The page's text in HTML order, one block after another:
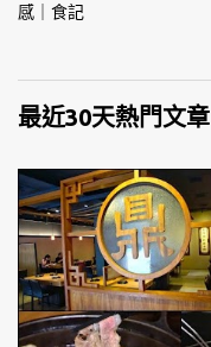
感｜食記
最近30天熱門文章